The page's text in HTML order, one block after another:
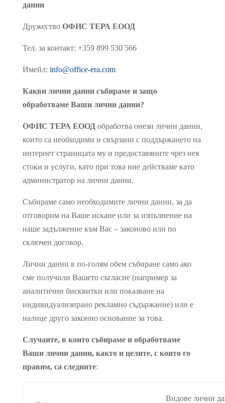
данни
Дружество ОФИС ТЕРА ЕООД
Тел. за контакт: +359 899 530 566
Имейл: info@office-era.com
Какви лични данни събираме и защо
обработваме Ваши лични данни?
ОФИС ТЕРА ЕООДобработва онези лични данни,
които са необходими и свързaни с поддържането на
интернет страницата му и предоставяните чрез нея
стоки и услуги, като при това ние действаме като
администратор на лични данни.
Събираме само необходимите лични данни, за да
отговорим на Ваше искане или за изпълнение на
наше задължение към Вас – законово или по
сключен договор.
Лични данни в по-голям обем събиране само ако
сме получили Вашето съгласие (например за
аналитични бисквитки или показване на
индивидуализирано рекламно съдържание) или е
налице друго законно основание за това.
Случаите, в които събираме и обработваме
Ваши лични данни, както и целите, с които го
правим, са следните:
Видове лични